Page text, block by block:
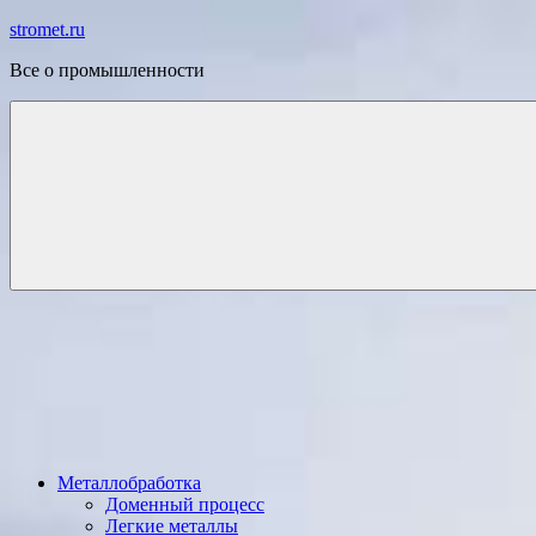
Перейти
содержимому
stromet.ru
Все о промышленности
Металлобработка
Доменный процесс
Легкие металлы